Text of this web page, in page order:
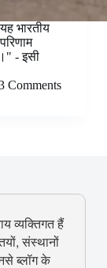
भारतीय
- इसी
Comments
व्यक्तिगत हैं
संस्थानों
ब्लॉग के